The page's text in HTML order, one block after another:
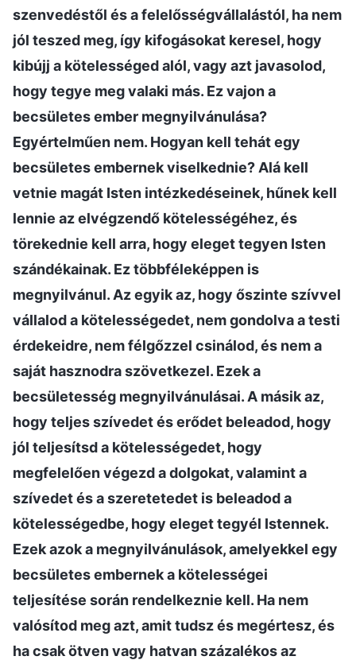
szenvedéstől és a felelősségvállalástól, ha nem
jól teszed meg, így kifogásokat keresel, hogy
kibújj a kötelességed alól, vagy azt javasolod,
hogy tegye meg valaki más. Ez vajon a
becsületes ember megnyilvánulása?
Egyértelműen nem. Hogyan kell tehát egy
becsületes embernek viselkednie? Alá kell
vetnie magát Isten intézkedéseinek, hűnek kell
lennie az elvégzendő kötelességéhez, és
törekednie kell arra, hogy eleget tegyen Isten
szándékainak. Ez többféleképpen is
megnyilvánul. Az egyik az, hogy őszinte szívvel
vállalod a kötelességedet, nem gondolva a testi
érdekeidre, nem félgőzzel csinálod, és nem a
saját hasznodra szövetkezel. Ezek a
becsületesség megnyilvánulásai. A másik az,
hogy teljes szívedet és erődet beleadod, hogy
jól teljesítsd a kötelességedet, hogy
megfelelően végezd a dolgokat, valamint a
szívedet és a szeretetedet is beleadod a
kötelességedbe, hogy eleget tegyél Istennek.
Ezek azok a megnyilvánulások, amelyekkel egy
becsületes embernek a kötelességei
teljesítése során rendelkeznie kell. Ha nem
valósítod meg azt, amit tudsz és megértesz, és
ha csak ötven vagy hatvan százalékos az